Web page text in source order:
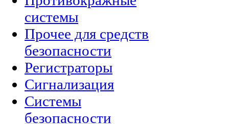
системы
Прочее для средств
безопасности
Регистраторы
Сигнализация
Системы
безопасности